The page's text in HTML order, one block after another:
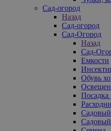
Сад-огород
Назад
Сад-огород
Сад-Огород
Назад
Сад-
Емкости
Обувь
Посадка